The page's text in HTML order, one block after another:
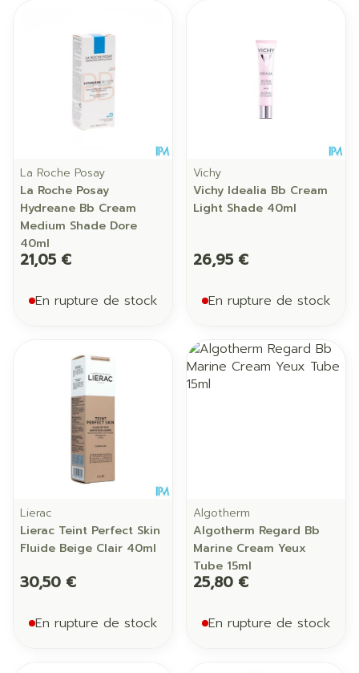
La Roche Posay
La Roche Posay
Hydreane Bb Cream
Medium Shade Dore
40ml
21,05 €
En rupture de stock
Vichy
Vichy Idealia Bb Cream
Light Shade 40ml
26,95 €
En rupture de stock
Lierac
Lierac Teint Perfect Skin
Fluide Beige Clair 40ml
30,50 €
En rupture de stock
Algotherm
Algotherm Regard Bb
Marine Cream Yeux
Tube 15ml
25,80 €
En rupture de stock